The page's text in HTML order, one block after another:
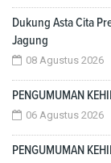
Dukung Asta Cita
Jagung
08 Agustus 2026
PENGUMUMAN
06 Agustus 2026
PENGUMUMAN